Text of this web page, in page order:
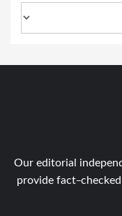
Our editorial
provide fact-